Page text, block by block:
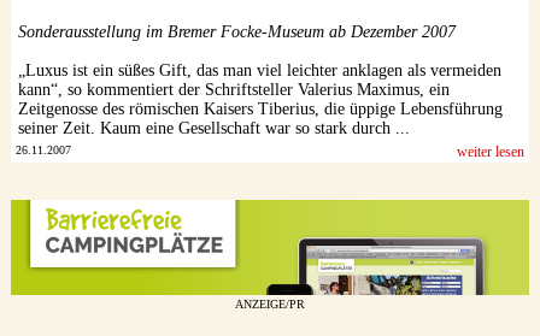
Sonderausstellung im Bremer Focke-Museum ab Dezember 2007
„Luxus ist ein süßes Gift, das man viel leichter anklagen als vermeiden
kann“, so kommentiert der Schriftsteller Valerius Maximus, ein
Zeitgenosse des römischen Kaisers Tiberius, die üppige Lebensführung
seiner Zeit. Kaum eine Gesellschaft war so stark durch ...
26.11.2007 weiter lesen
ANZEIGE/PR